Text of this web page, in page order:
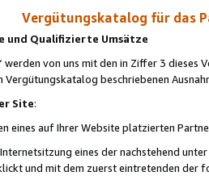
Vergütungskatalog für das
und Qualifizierte Umsätze
werden von uns mit den in Ziffer 3
beschriebenen
Site:
eines auf Ihrer Website platzierten
eines der nachstehend
und mit dem zuerst eintretenden der